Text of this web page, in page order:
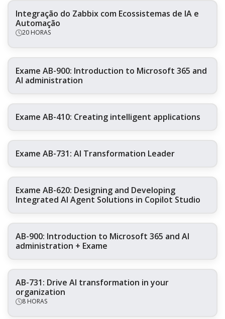
Integração do Zabbix com Ecossistemas de IA e
Automação
20 HORAS
Exame AB-900: Introduction to Microsoft 365 and
AI administration
Exame AB-410: Creating intelligent applications
Exame AB-731: AI Transformation Leader
Exame AB-620: Designing and Developing
Integrated AI Agent Solutions in Copilot Studio
AB-900: Introduction to Microsoft 365 and AI
administration + Exame
AB-731: Drive AI transformation in your
organization
8 HORAS